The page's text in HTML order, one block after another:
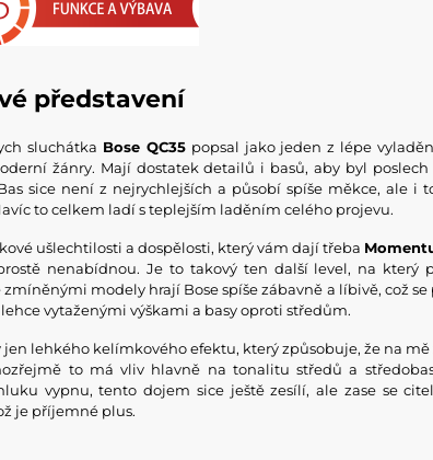
představení
sluchátka Bose QC35popsal jako jeden z lépe
žánry. Mají dostatek detailů i basů, aby byl
sice není z nejrychlejších a působí spíše měkce, ale i
to celkem ladí s teplejším laděním celého projevu.
ušlechtilosti a dospělosti, který vám dají třeba
nenabídnou. Je to takový ten další level, na který
zmíněnými modely hrají Bose spíše zábavně a líbivě, což
vytaženými výškami a basy oproti středům.
jen lehkého kelímkového efektu, který způsobuje, že na
to má vliv hlavně na tonalitu středů a
vypnu, tento dojem sice ještě zesílí, ale zase se
je příjemné plus.